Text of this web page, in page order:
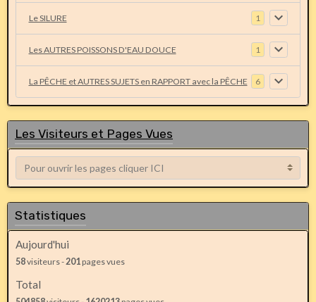
Le SILURE 1
Les AUTRES POISSONS D'EAU DOUCE 1
La PÊCHE et AUTRES SUJETS en RAPPORT avec la PÊCHE 6
Les Visiteurs et Pages Vues
Statistiques
Aujourd'hui
58visiteurs -201pages vues
Total